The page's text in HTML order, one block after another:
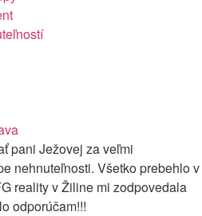
pani Ježovej za veľmi
nehnuteľnosti. Všetko prebehlo v
reality v Žiline mi zodpovedala
odporúčam!!!